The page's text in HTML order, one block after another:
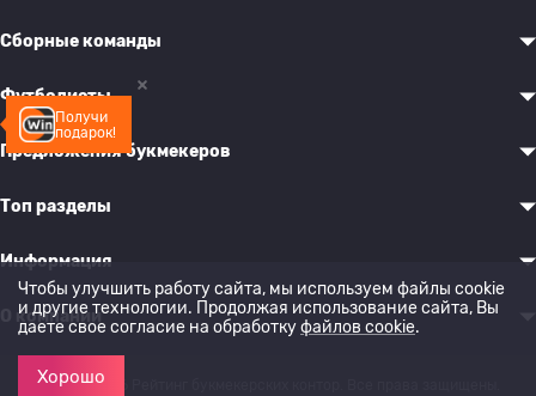
Получи
подарок!
Сборные команды
Футболисты
Предложения букмекеров
Топ разделы
Информация
О компании
© 2022-2026 Рейтинг букмекерских контор. Все права защищены.
Чтобы улучшить работу сайта, мы используем файлы cookie
и другие технологии. Продолжая использование сайта, Вы
даете свое согласие на обработкуфайлов cookie.
Хорошо